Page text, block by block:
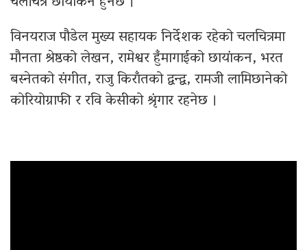
विनयराज पौडेल मुख्य सहायक निर्देशक रहेको चलचित्रमा
मौनता श्रेष्ठको लेखन, रामेश्वर हुँमागाईको छायांकन, भरत
बस्नेतको संगीत, राजु किराँतको द्वन्द्व, रामजी लामिछानेको
कोरियोग्राफी र रवि केसीको श्रृंगार रहनेछ ।